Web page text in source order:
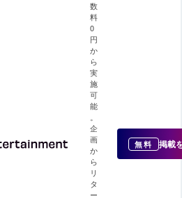
数
料
0
円
か
ら
実
施
可
能
企
画
か
ら
リ
タ
ー
無料 掲載